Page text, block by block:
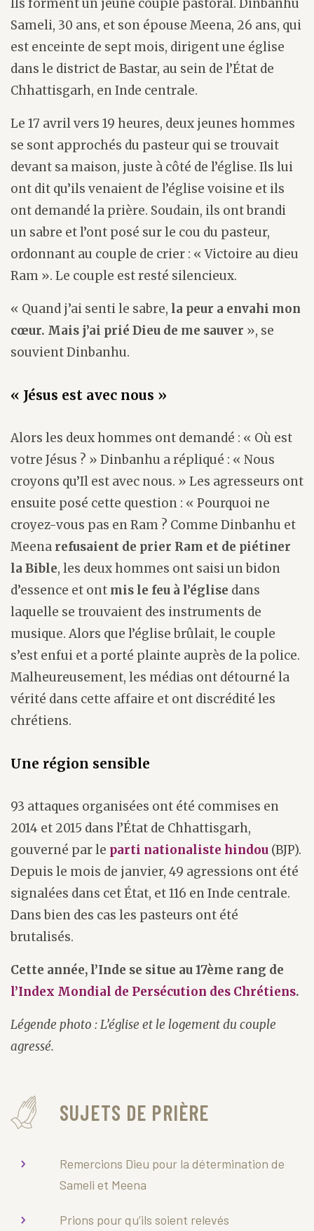
Ils forment un jeune couple pastoral. Dinbanhu
Sameli, 30 ans, et son épouse Meena, 26 ans, qui
est enceinte de sept mois, dirigent une église
dans le district de Bastar, au sein de l’État de
Chhattisgarh, en Inde centrale.
Le 17 avril vers 19 heures, deux jeunes hommes
se sont approchés du pasteur qui se trouvait
devant sa maison, juste à côté de l’église. Ils lui
ont dit qu’ils venaient de l’église voisine et ils
ont demandé la prière. Soudain, ils ont brandi
un sabre et l’ont posé sur le cou du pasteur,
ordonnant au couple de crier : « Victoire au dieu
Ram ». Le couple est resté silencieux.
« Quand j’ai senti le sabre, la peur a envahi mon
cœur. Mais j’ai prié Dieu de me sauver », se
souvient Dinbanhu.
« Jésus est avec nous »
Alors les deux hommes ont demandé : « Où est
votre Jésus ? » Dinbanhu a répliqué : « Nous
croyons qu’Il est avec nous. » Les agresseurs ont
ensuite posé cette question : « Pourquoi ne
croyez-vous pas en Ram ? Comme Dinbanhu et
Meena refusaient de prier Ram et de piétiner
la Bible, les deux hommes ont saisi un bidon
d’essence et ont mis le feu à l’église dans
laquelle se trouvaient des instruments de
musique. Alors que l’église brûlait, le couple
s’est enfui et a porté plainte auprès de la police.
Malheureusement, les médias ont détourné la
vérité dans cette affaire et ont discrédité les
chrétiens.
Une région sensible
93 attaques organisées ont été commises en
2014 et 2015 dans l’État de Chhattisgarh,
gouverné par le parti nationaliste hindou (BJP).
Depuis le mois de janvier, 49 agressions ont été
signalées dans cet État, et 116 en Inde centrale.
Dans bien des cas les pasteurs ont été
brutalisés.
Cette année, l’Inde se situe au 17ème rang de
l’Index Mondial de Persécution des Chrétiens.
Légende photo : L’église et le logement du couple
agressé.
SUJETS DE PRIÈRE
Remercions Dieu pour la détermination de
Sameli et Meena
Prions pour qu’ils soient relevés